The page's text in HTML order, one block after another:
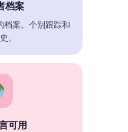
档案
档案。个别跟踪和
。
可用